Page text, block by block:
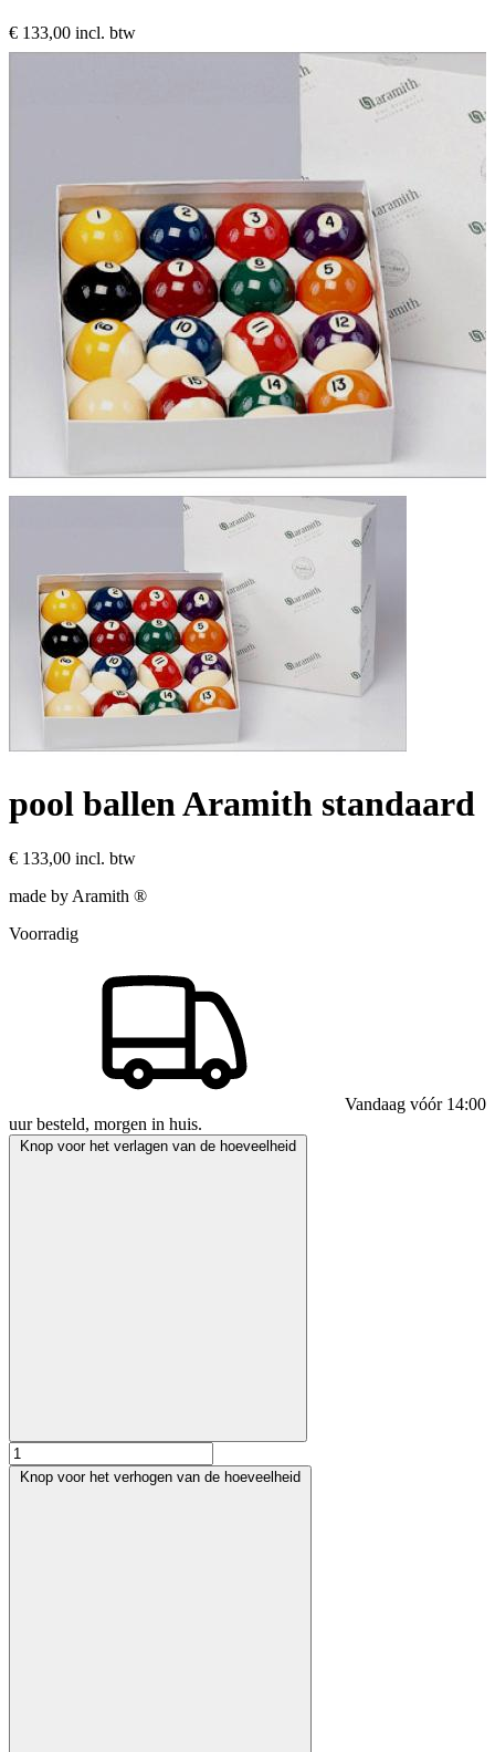
€ 133,00 incl. btw
pool ballen Aramith standaard
€ 133,00 incl. btw
made by Aramith ®
Voorradig
Vandaag vóór 14:00
uur besteld, morgen in huis.
Knop voor het verlagen van de hoeveelheid
Knop voor het verhogen van de hoeveelheid